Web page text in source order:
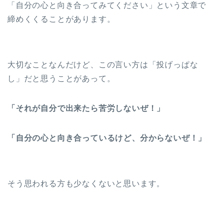
「自分の心と向き合ってみてください」という文章で
締めくくることがあります。
大切なことなんだけど、この言い方は「投げっぱな
し」だと思うことがあって。
「それが自分で出来たら苦労しないぜ！」
「自分の心と向き合っているけど、分からないぜ！」
そう思われる方も少なくないと思います。